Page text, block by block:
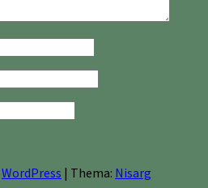
WordPress | Thema: Nisarg